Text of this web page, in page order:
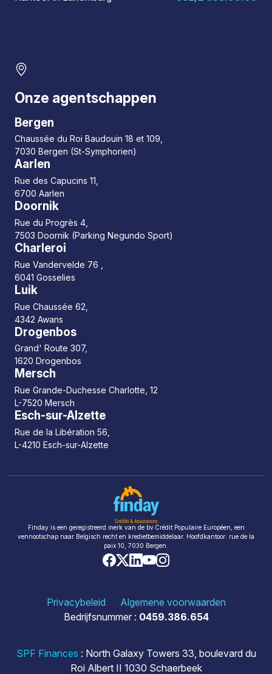
Onze agentschappen
Bergen
Chaussée du Roi Baudouin 18 et 109,
7030 Bergen (St-Symphorien)
Aarlen
Rue des Capucins 11,
6700 Aarlen
Doornik
Rue du Progrès 4,
7503 Doornik (Parking Negundo Sport)
Charleroi
Rue Vandervelde 76 ,
6041 Gosselies
Luik
Rue Chaussée 62,
4342 Awans
Drogenbos
Grand' Route 307,
1620 Drogenbos
Mersch
Rue Grande-Duchesse Charlotte, 12
L-7520 Mersch
Esch-sur-Alzette
Rue de la Libération 56,
L-4210 Esch-sur-Alzette
Finday is een geregistreerd merk van de bv Crédit Populaire Européen, een
vennootschap naar Belgisch recht en kredietbemiddelaar. Hoofdkantoor: rue de la
paix 10, 7030 Bergen.
Privacybeleid
Algemene voorwaarden
Bedrijfsnummer : 0459.386.654
SPF Finances : North Galaxy Towers 33, boulevard du
Roi Albert II 1030 Schaerbeek